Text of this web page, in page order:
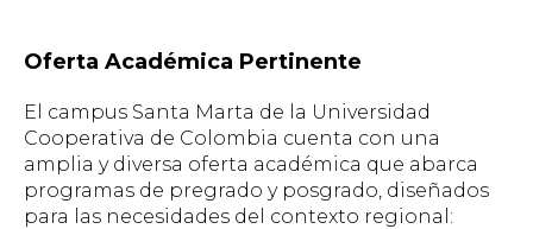
Oferta Académica Pertinente
El campus Santa Marta de la Universidad
Cooperativa de Colombia cuenta con una
amplia y diversa oferta académica que abarca
programas de pregrado y posgrado, diseñados
para las necesidades del contexto regional: